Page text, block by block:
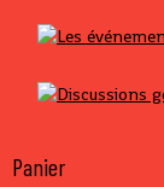
Panier